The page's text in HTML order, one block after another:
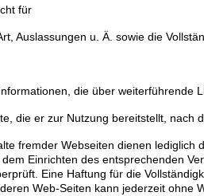
für
Auslassungen u. Ä. sowie die
die über weiterführende
die er zur Nutzung bereitstellt, nach
fremder Webseiten dienen
Einrichten des entsprechenden
Eine Haftung für die
Web-Seiten kann jederzeit ohne